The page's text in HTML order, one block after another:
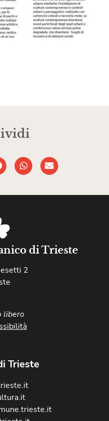
di Trieste
2
libero
Trieste